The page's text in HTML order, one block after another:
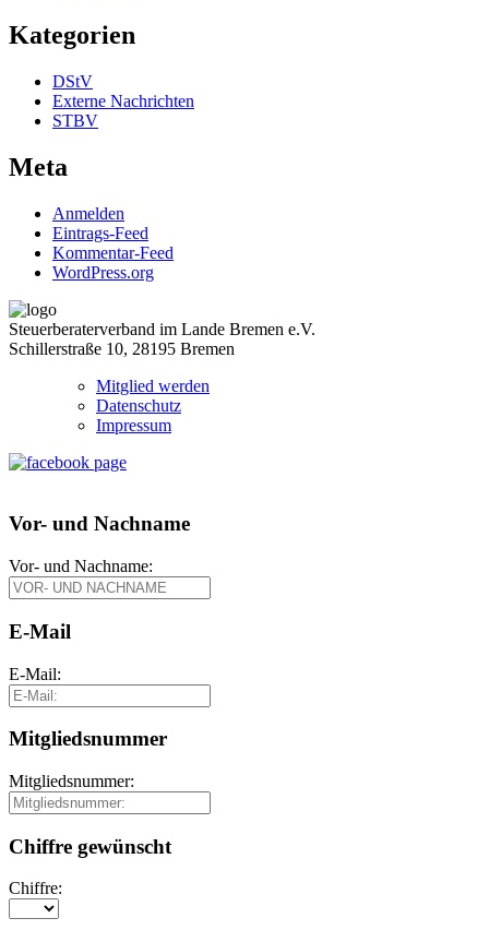
Kategorien
DStV
Externe Nachrichten
STBV
Meta
Anmelden
Eintrags-Feed
Kommentar-Feed
WordPress.org
Steuerberaterverband im Lande Bremen e.V.
Schillerstraße 10, 28195 Bremen
Mitglied werden
Datenschutz
Impressum
Vor- und Nachname
Vor- und Nachname:
E-Mail
E-Mail:
Mitgliedsnummer
Mitgliedsnummer:
Chiffre gewünscht
Chiffre: